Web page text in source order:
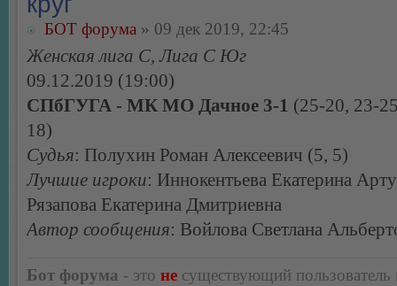
БОТ форума » 09 дек 2019, 22:45
Женская лига С, Лига С Юг
09.12.2019 (19:00)
СПбГУГА - МК МО Дачное 3-1 (25-20, 23-
18)
Судья: Полухин Роман Алексеевич (5, 5)
Лучшие игроки: Иннокентьева Екатерина
Рязапова Екатерина Дмитриевна
Автор сообщения: Войлова Светлана
Бот форума - это не существующий пользователь